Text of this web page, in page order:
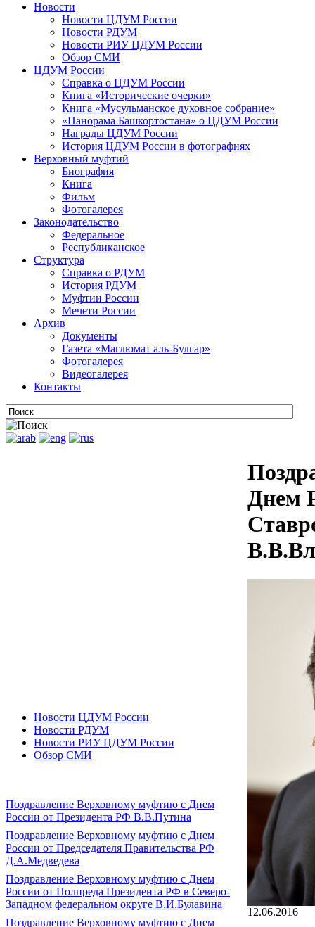
Новости
Новости ЦДУМ России
Новости РДУМ
Новости РИУ ЦДУМ России
Обзор СМИ
ЦДУМ России
Справка о ЦДУМ России
Книга «Исторические очерки»
Книга «Мусульманское духовное собрание»
«Панорама Башкортостана» о ЦДУМ России
Награды ЦДУМ России
История ЦДУМ России в фотографиях
Верховный муфтий
Биография
Книга
Фильм
Фотогалерея
Законодательство
Федеральное
Республиканское
Структура
Справка о РДУМ
История РДУМ
Муфтии России
Мечети России
Архив
Документы
Газета «Маглюмат аль-Булгар»
Фотогалерея
Видеогалерея
Контакты
Новости ЦДУМ России
Новости РДУМ
Новости РИУ ЦДУМ России
Обзор СМИ
Поздравление Верховному муфтию с Днем
России от Президента РФ В.В.Путина
Поздравление Верховному муфтию с Днем
России от Председателя Правительства РФ
Д.А.Медведева
Поздравление Верховному муфтию с Днем
России от Полпреда Президента РФ в Северо-
Западном федеральном округе В.И.Булавина
Поздравление Верховному муфтию с Днем
Днем
12.06.2016